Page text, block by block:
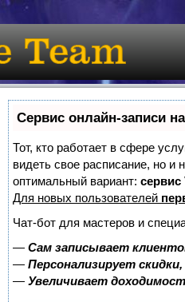
Сервис онлайн-записи
Тот, кто работает в сфере
видеть свое расписание, но
оптимальный вариант: сервис
Для новых пользователей
Чат-бот для мастеров и
— Сам записывает
— Персонализирует
— Увеличивает